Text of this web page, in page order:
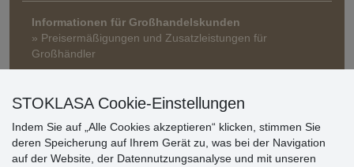
Informationen für Großhandelskunden
» Preisermäßigungen und Zusatzleistungen für
Großhändler
STOKLASA Cookie-Einstellungen
Indem Sie auf „Alle Cookies akzeptieren“ klicken, stimmen Sie
deren Speicherung auf Ihrem Gerät zu, was bei der Navigation
auf der Website, der Datennutzungsanalyse und mit unseren